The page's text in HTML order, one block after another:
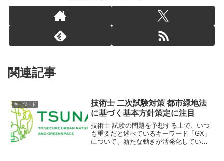
関連記事
キーワード
技術士 二次試験対策 都市緑地法
に基づく基本方針策定に注目
技術士 試験の問題を予想する上で、いつ
も重要だと述べているキーワード「GX」
について、新たな動きが活発化していま